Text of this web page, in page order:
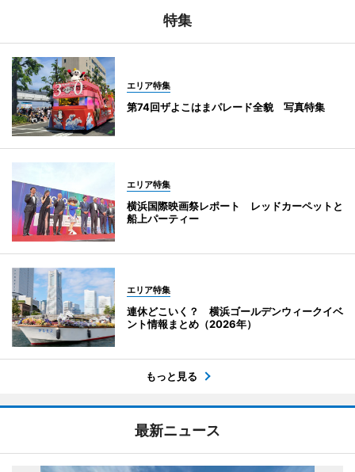
特集
エリア特集
第74回ザよこはまパレード全貌 写真特集
エリア特集
横浜国際映画祭レポート レッドカーペットと
船上パーティー
エリア特集
連休どこいく？ 横浜ゴールデンウィークイベ
ント情報まとめ（2026年）
もっと見る
最新ニュース